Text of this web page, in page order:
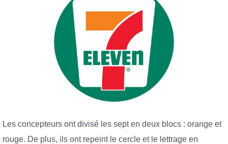
Les concepteurs ont divisé les sept en deux blocs : orange et
rouge. De plus, ils ont repeint le cercle et le lettrage en